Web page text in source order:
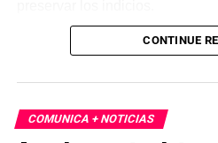
Las primeras investigaciones
madrugada. Personal de la
Forense realizó el
carpeta de investigación
CONTINUE
COMUNICA + NOTICIAS